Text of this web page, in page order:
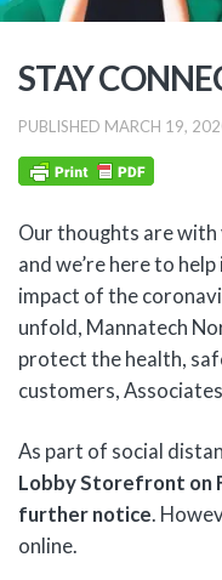
STAY
PUBLISHED MARCH 19,
Our thoughts are with
and we’re here to
impact of the
unfold, Mannatech
protect the health,
customers,
As part of social
Lobby Storefront on
further notice.
online.